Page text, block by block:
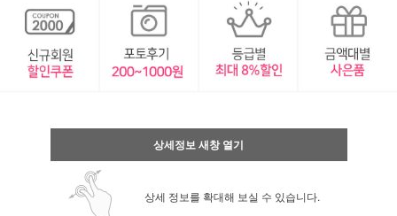
상세정보 새창 열기
상세 정보를 확대해 보실 수 있습니다.